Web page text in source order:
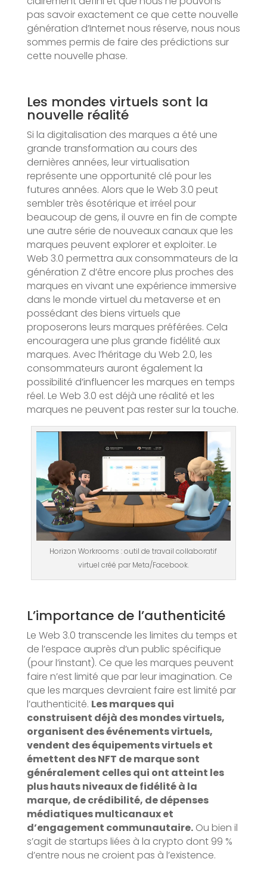
pas savoir exactement ce que cette nouvelle
génération d’Internet nous réserve, nous nous
sommes permis de faire des prédictions sur
cette nouvelle phase.
Les mondes virtuels sont la
nouvelle réalité
Si la digitalisation des marques a été une
grande transformation au cours des
dernières années, leur virtualisation
représente une opportunité clé pour les
futures années. Alors que le Web 3.0 peut
sembler très ésotérique et irréel pour
beaucoup de gens, il ouvre en fin de compte
une autre série de nouveaux canaux que les
marques peuvent explorer et exploiter. Le
Web 3.0 permettra aux consommateurs de la
génération Z d’être encore plus proches des
marques en vivant une expérience immersive
dans le monde virtuel du metaverse et en
possédant des biens virtuels que
proposerons leurs marques préférées. Cela
encouragera une plus grande fidélité aux
marques. Avec l’héritage du Web 2.0, les
consommateurs auront également la
possibilité d’influencer les marques en temps
réel. Le Web 3.0 est déjà une réalité et les
marques ne peuvent pas rester sur la touche.
Horizon Workrooms : outil de travail collaboratif
virtuel créé par Meta/Facebook.
L’importance de l’authenticité
Le Web 3.0 transcende les limites du temps et
de l’espace auprès d’un public spécifique
(pour l’instant). Ce que les marques peuvent
faire n’est limité que par leur imagination. Ce
que les marques devraient faire est limité par
l’authenticité. Les marques qui
construisent déjà des mondes virtuels,
organisent des événements virtuels,
vendent des équipements virtuels et
émettent des NFT de marque sont
généralement celles qui ont atteint les
plus hauts niveaux de fidélité à la
marque, de crédibilité, de dépenses
médiatiques multicanaux et
d’engagement communautaire.Ou bien il
s’agit de startups liées à la crypto dont 99 %
d’entre nous ne croient pas à l’existence.